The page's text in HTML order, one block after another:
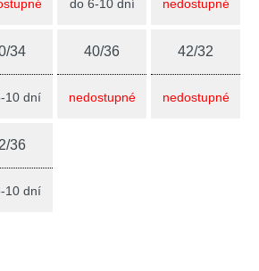
do 6-10 dní nedostupné
34
10 dní
40/36
nedostupné
42/32
nedostupné
36
10 dní